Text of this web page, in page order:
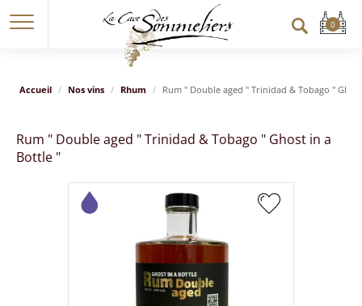
Accueil Nos vins Rhum Rum " Double aged " Trinidad & Tobago "
Rum " Double aged " Trinidad & Tobago " Ghost in a
Bottle "